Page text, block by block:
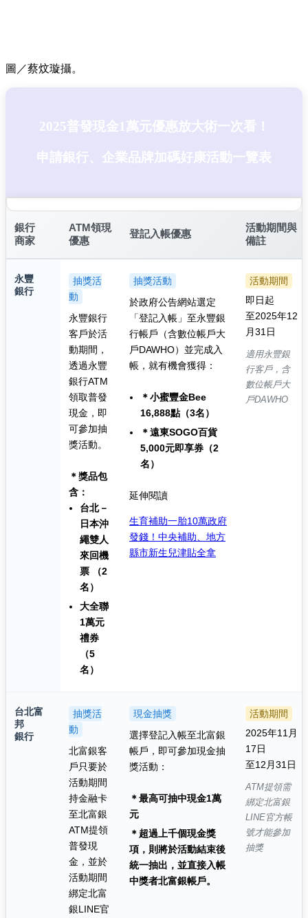
圖／蔡炆璇攝。
2025普發現金1萬元優惠放大術一次看！
申請銀行、企業品牌加碼好康活動一覽表
銀行
商家
ATM領現
優惠
登記入帳優惠
活動期間與
備註
永豐
銀行
抽獎活
動
永豐銀行
客戶於活
動期間，
透過永豐
銀行ATM
領取普發
現金，即
可參加抽
獎活動。
＊獎品包
含：
台北－
日本沖
繩雙人
來回機
票 （2
名）
大全聯
1萬元
禮券
（5
名）
抽獎活動
於政府公告網站選定
「登記入帳」至永豐銀
行帳戶（含數位帳戶大
戶DAWHO）並完成入
帳，就有機會獲得：
＊小蜜豐金Bee
16,888點（3名）
＊遠東SOGO百貨
5,000元即享券（2
名）
延伸閱讀
生育補助一胎10萬政府
發錢！中央補助、地方
縣市新生兒津貼全拿
活動期間
即日起
至2025年12
月31日
適用永豐銀
行客戶，含
數位帳戶大
戶DAWHO
台北富
邦
銀行
抽獎活
動
北富銀客
戶只要於
活動期間
持金融卡
至北富銀
ATM提領
普發現
金，並於
活動期間
綁定北富
銀LINE官
現金抽獎
選擇登記入帳至北富銀
帳戶，即可參加現金抽
獎活動：
＊最高可抽中現金1萬
元
＊超過上千個現金獎
項，則將於活動結束後
統一抽出，並直接入帳
中獎者北富銀帳戶。
活動期間
2025年11月
17日
至12月31日
ATM提領需
綁定北富銀
LINE官方帳
號才能參加
抽獎